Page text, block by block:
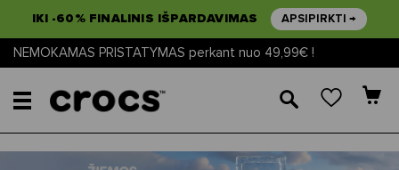
IKI -60% FINALINIS IŠPARDAVIMAS APSIPIRKTI →
NEMOKAMAS PRISTATYMAS perkant nuo 49,99€ !
🔎